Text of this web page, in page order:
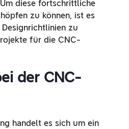
diese fortschrittliche
zu können, ist es
zu
für die CNC-
der CNC-
handelt es sich um ein